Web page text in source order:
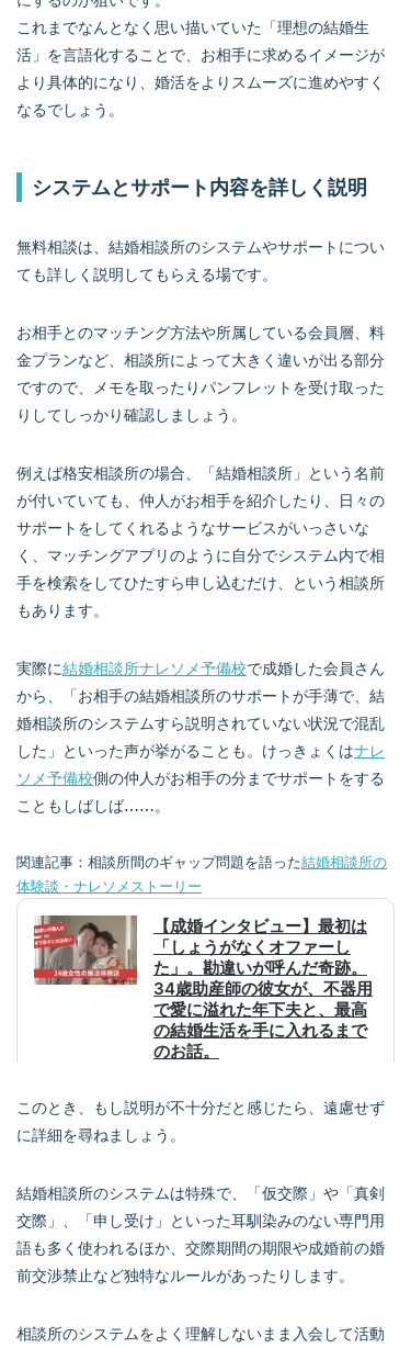
これまでなんとなく思い描いていた「理想の結婚生
活」を言語化することで、お相手に求めるイメージが
より具体的になり、婚活をよりスムーズに進めやすく
なるでしょう。
システムとサポート内容を詳しく説明
無料相談は、結婚相談所のシステムやサポートについ
ても詳しく説明してもらえる場です。
お相手とのマッチング方法や所属している会員層、料
金プランなど、相談所によって大きく違いが出る部分
ですので、メモを取ったりパンフレットを受け取った
りしてしっかり確認しましょう。
例えば格安相談所の場合、「結婚相談所」という名前
が付いていても、仲人がお相手を紹介したり、日々の
サポートをしてくれるようなサービスがいっさいな
く、マッチングアプリのように自分でシステム内で相
手を検索をしてひたすら申し込むだけ、という相談所
もあります。
実際に結婚相談所ナレソメ予備校で成婚した会員さん
から、「お相手の結婚相談所のサポートが手薄で、結
婚相談所のシステムすら説明されていない状況で混乱
した」といった声が挙がることも。けっきょくはナレ
ソメ予備校側の仲人がお相手の分までサポートをする
こともしばしば……。
関連記事：相談所間のギャップ問題を語った結婚相談所の
体験談・ナレソメストーリー
このとき、もし説明が不十分だと感じたら、遠慮せず
に詳細を尋ねましょう。
結婚相談所のシステムは特殊で、「仮交際」や「真剣
交際」、「申し受け」といった耳馴染みのない専門用
語も多く使われるほか、交際期間の期限や成婚前の婚
前交渉禁止など独特なルールがあったりします。
相談所のシステムをよく理解しないまま入会して活動